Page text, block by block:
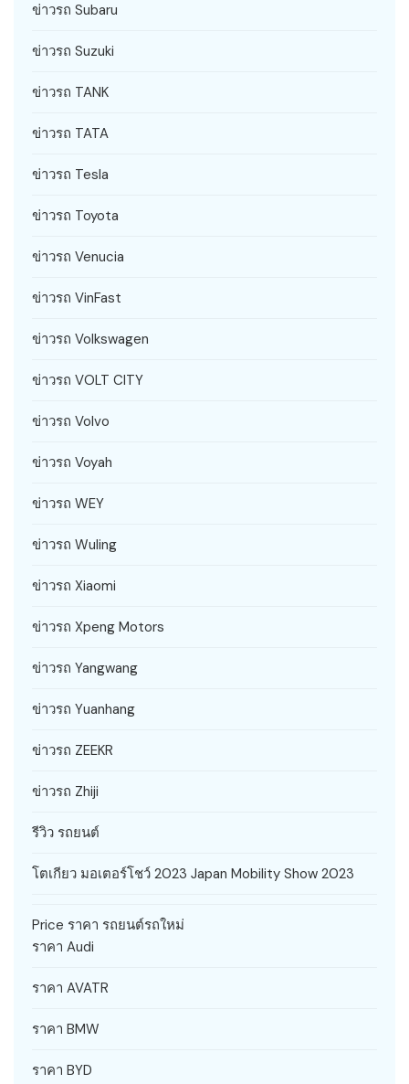
ข่าวรถ Subaru
ข่าวรถ Suzuki
ข่าวรถ TANK
ข่าวรถ TATA
ข่าวรถ Tesla
ข่าวรถ Toyota
ข่าวรถ Venucia
ข่าวรถ VinFast
ข่าวรถ Volkswagen
ข่าวรถ VOLT CITY
ข่าวรถ Volvo
ข่าวรถ Voyah
ข่าวรถ WEY
ข่าวรถ Wuling
ข่าวรถ Xiaomi
ข่าวรถ Xpeng Motors
ข่าวรถ Yangwang
ข่าวรถ Yuanhang
ข่าวรถ ZEEKR
ข่าวรถ Zhiji
รีวิว รถยนต์
โตเกียว มอเตอร์โชว์ 2023 Japan Mobility Show 2023
Price ราคา รถยนต์รถใหม่
ราคา Audi
ราคา AVATR
ราคา BMW
ราคา BYD